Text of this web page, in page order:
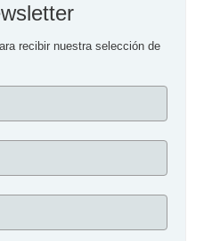
recibir nuestra selección de